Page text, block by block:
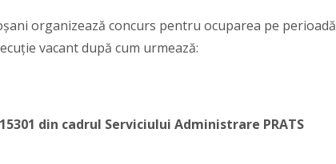
organizează concurs pentru ocuparea pe perioadă
vacant după cum urmează:
din cadrul Serviciului Administrare PRATS